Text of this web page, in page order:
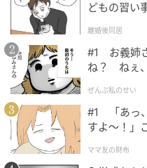
エキサイトニュース
どもの習い
離婚後同居
#1 お義姉
ね？ ねぇ
ぜんぶ私のせい
#1 「あっ
すよ〜！」
ママ友の財布